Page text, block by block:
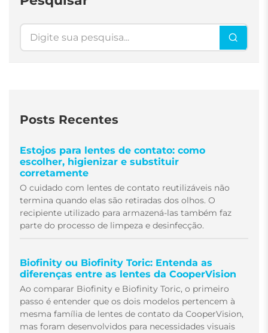
Pesquisar
Posts Recentes
Estojos para lentes de contato: como
escolher, higienizar e substituir
corretamente
O cuidado com lentes de contato reutilizáveis não
termina quando elas são retiradas dos olhos. O
recipiente utilizado para armazená-las também faz
parte do processo de limpeza e desinfecção.
Biofinity ou Biofinity Toric: Entenda as
diferenças entre as lentes da CooperVision
Ao comparar Biofinity e Biofinity Toric, o primeiro
passo é entender que os dois modelos pertencem à
mesma família de lentes de contato da CooperVision,
mas foram desenvolvidos para necessidades visuais